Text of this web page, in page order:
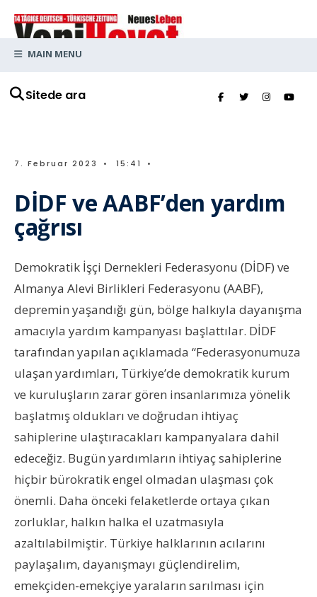
Sitede ara
MAIN MENU
7. Februar 2023 • 15:41 •
DİDF ve AABF’den yardım
çağrısı
Demokratik İşçi Dernekleri Federasyonu (DİDF) ve
Almanya Alevi Birlikleri Federasyonu (AABF),
depremin yaşandığı gün, bölge halkıyla dayanışma
amacıyla yardım kampanyası başlattılar. DİDF
tarafından yapılan açıklamada “Federasyonumuza
ulaşan yardımları, Türkiye’de demokratik kurum
ve kuruluşların zarar gören insanlarımıza yönelik
başlatmış oldukları ve doğrudan ihtiyaç
sahiplerine ulaştıracakları kampanyalara dahil
edeceğiz. Bugün yardımların ihtiyaç sahiplerine
hiçbir bürokratik engel olmadan ulaşması çok
önemli. Daha önceki felaketlerde ortaya çıkan
zorluklar, halkın halka el uzatmasıyla
azaltılabilmiştir. Türkiye halklarının acılarını
paylaşalım, dayanışmayı güçlendirelim,
emekçiden-emekçiye yaraların sarılması için